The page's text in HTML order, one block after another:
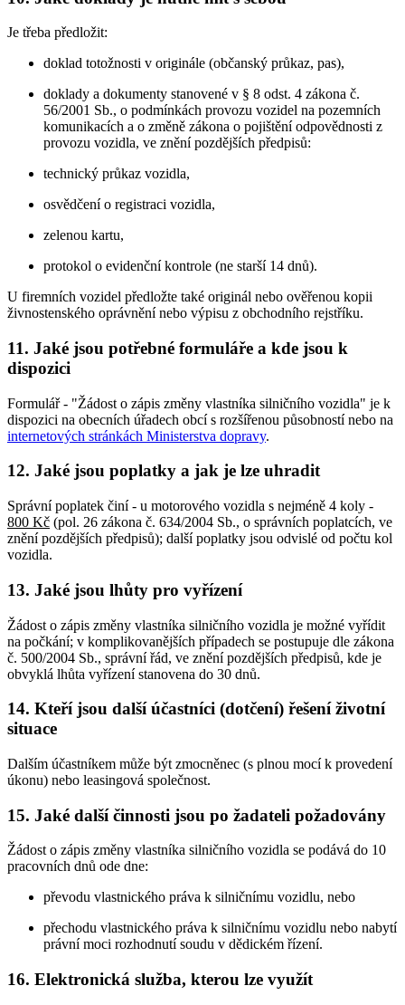
Je třeba předložit:
doklad totožnosti v originále (občanský průkaz, pas),
doklady a dokumenty stanovené v § 8 odst. 4 zákona č.
56/2001 Sb., o podmínkách provozu vozidel na pozemních
komunikacích a o změně zákona o pojištění odpovědnosti z
provozu vozidla, ve znění pozdějších předpisů:
technický průkaz vozidla,
osvědčení o registraci vozidla,
zelenou kartu,
protokol o evidenční kontrole (ne starší 14 dnů).
U firemních vozidel předložte také originál nebo ověřenou kopii
živnostenského oprávnění nebo výpisu z obchodního rejstříku.
11. Jaké jsou potřebné formuláře a kde jsou k
dispozici
Formulář - "Žádost o zápis změny vlastníka silničního vozidla" je k
dispozici na obecních úřadech obcí s rozšířenou působností nebo na
internetových stránkách Ministerstva dopravy.
12. Jaké jsou poplatky a jak je lze uhradit
Správní poplatek činí - u motorového vozidla s nejméně 4 koly -
800 Kč (pol. 26 zákona č. 634/2004 Sb., o správních poplatcích, ve
znění pozdějších předpisů); další poplatky jsou odvislé od počtu kol
vozidla.
13. Jaké jsou lhůty pro vyřízení
Žádost o zápis změny vlastníka silničního vozidla je možné vyřídit
na počkání; v komplikovanějších případech se postupuje dle zákona
č. 500/2004 Sb., správní řád, ve znění pozdějších předpisů, kde je
obvyklá lhůta vyřízení stanovena do 30 dnů.
14. Kteří jsou další účastníci (dotčení) řešení životní
situace
Dalším účastníkem může být zmocněnec (s plnou mocí k provedení
úkonu) nebo leasingová společnost.
15. Jaké další činnosti jsou po žadateli požadovány
Žádost o zápis změny vlastníka silničního vozidla se podává do 10
pracovních dnů ode dne:
převodu vlastnického práva k silničnímu vozidlu, nebo
přechodu vlastnického práva k silničnímu vozidlu nebo nabytí
právní moci rozhodnutí soudu v dědickém řízení.
16. Elektronická služba, kterou lze využít